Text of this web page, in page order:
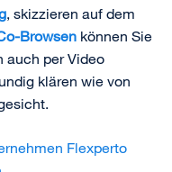
, skizzieren auf dem
Browsen können Sie
auch per Video
klären wie von
Flexperto